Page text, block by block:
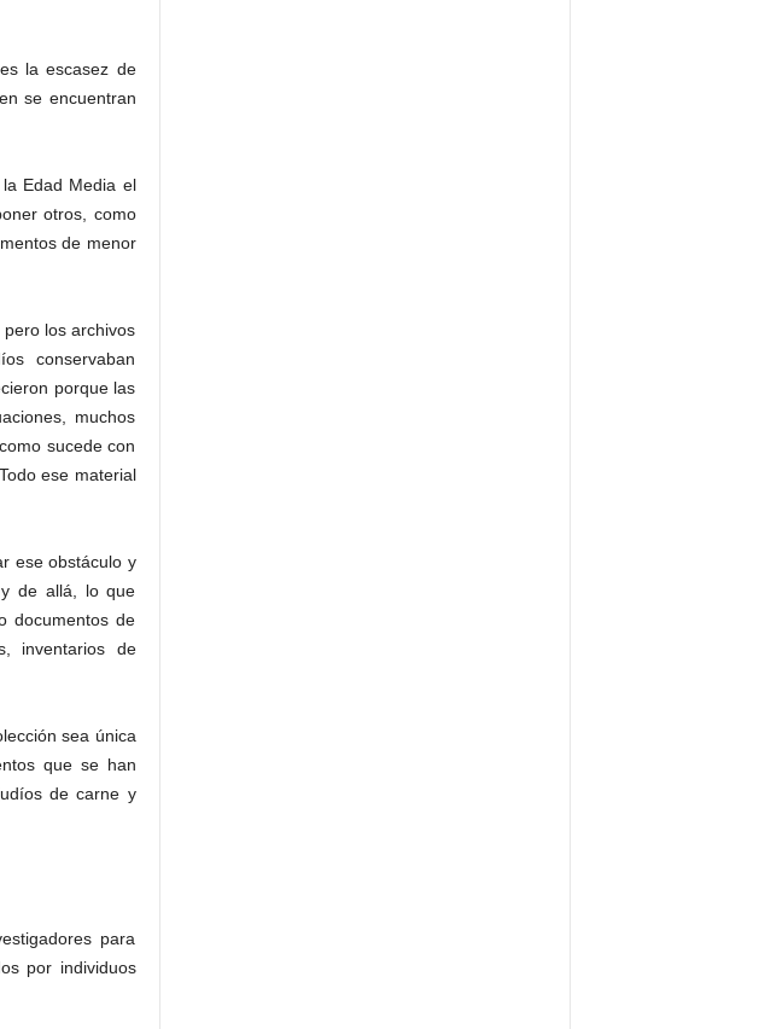
la escasez de
se encuentran
la Edad Media el
otros, como
de menor
los archivos
conservaban
porque las
muchos
sucede con
ese material
ese obstáculo y
de allá, lo que
documentos de
inventarios de
sea única
que se han
de carne y
para
por individuos